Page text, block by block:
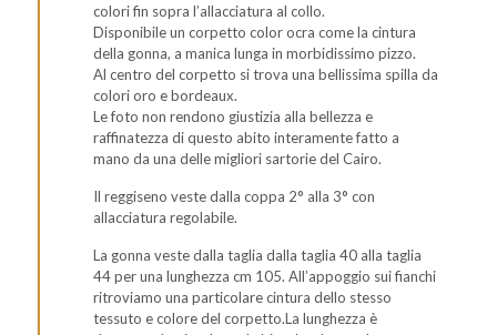
colori fin sopra l’allacciatura al collo.
Disponibile un corpetto color ocra come la cintura
della gonna, a manica lunga in morbidissimo pizzo.
Al centro del corpetto si trova una bellissima spilla da
colori oro e bordeaux.
Le foto non rendono giustizia alla bellezza e
raffinatezza di questo abito interamente fatto a
mano da una delle migliori sartorie del Cairo.
Il reggiseno veste dalla coppa 2° alla 3° con
allacciatura regolabile.
La gonna veste dalla taglia dalla taglia 40 alla taglia
44 per una lunghezza cm 105. All’appoggio sui fianchi
ritroviamo una particolare cintura dello stesso
tessuto e colore del corpetto.La lunghezza è